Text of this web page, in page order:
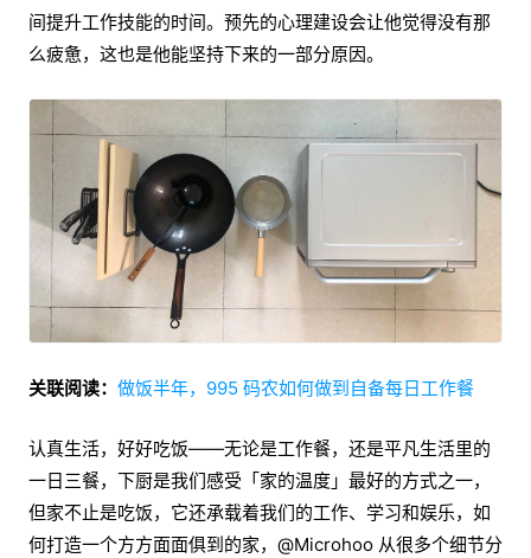
间提升工作技能的时间。预先的心理建设会让他觉得没有那
么疲惫，这也是他能坚持下来的一部分原因。
关联阅读： 做饭半年，995 码农如何做到自备每日工作餐
认真生活，好好吃饭——无论是工作餐，还是平凡生活里的
一日三餐，下厨是我们感受「家的温度」最好的方式之一，
但家不止是吃饭，它还承载着我们的工作、学习和娱乐，如
何打造一个方方面面俱到的家，@Microhoo 从很多个细节分